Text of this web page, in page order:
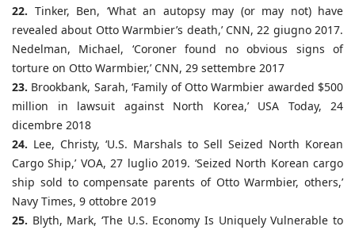
22. Tinker, Ben, ‘What an autopsy may (or may not) have
revealed about Otto Warmbier’s death,’ CNN, 22 giugno 2017.
Nedelman, Michael, ‘Coroner found no obvious signs of
torture on Otto Warmbier,’ CNN, 29 settembre 2017
23. Brookbank, Sarah, ‘Family of Otto Warmbier awarded $500
million in lawsuit against North Korea,’ USA Today, 24
dicembre 2018
24. Lee, Christy, ‘U.S. Marshals to Sell Seized North Korean
Cargo Ship,’ VOA, 27 luglio 2019. ‘Seized North Korean cargo
ship sold to compensate parents of Otto Warmbier, others,’
Navy Times, 9 ottobre 2019
25. Blyth, Mark, ‘The U.S. Economy Is Uniquely Vulnerable to